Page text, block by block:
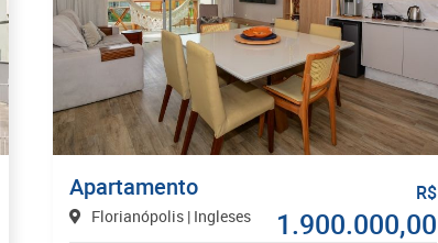
Apartamento
Florianópolis | Ingleses
R$
1.900.000,00